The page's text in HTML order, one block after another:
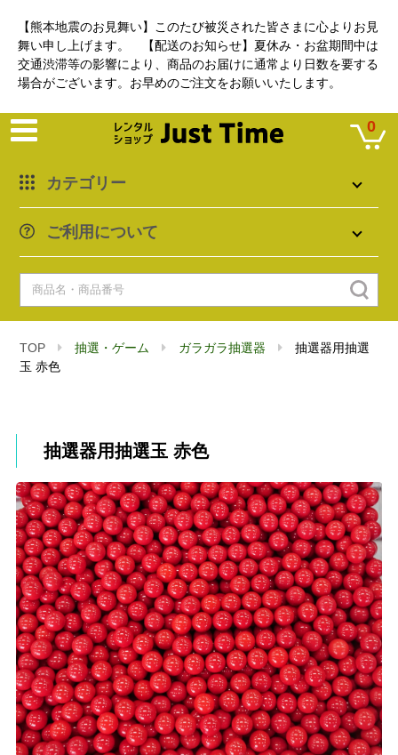
【熊本地震のお見舞い】このたび被災された皆さまに心よりお見
舞い申し上げます。 【配送のお知らせ】夏休み・お盆期間中は
交通渋滞等の影響により、商品のお届けに通常より日数を要する
場合がございます。お早めのご注文をお願いいたします。
カテゴリー
ご利用について
0
TOP 抽選・ゲーム ガラガラ抽選器
抽選器用抽選
玉 赤色
抽選器用抽選玉 赤色